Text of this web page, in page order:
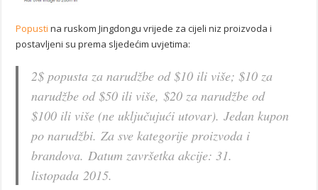
Popusti na ruskom Jingdongu vrijede za cijeli niz proizvoda i
postavljeni su prema sljedećim uvjetima:
2$ popusta za narudžbe od $10 ili više; $10 za
narudžbe od $50 ili više, $20 za narudžbe od
$100 ili više (ne uključujući utovar). Jedan kupon
po narudžbi. Za sve kategorije proizvoda i
brandova. Datum završetka akcije: 31.
listopada 2015.